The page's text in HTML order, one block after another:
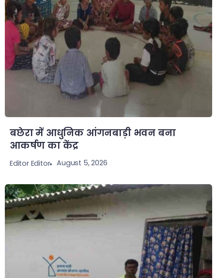
बछेरा में आधुनिक आंगनबाड़ी भवन बना
आकर्षण का केंद्र
Editor Editor August 5, 2026